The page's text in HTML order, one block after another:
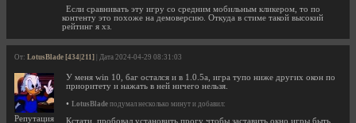
Если сравнивать эту игру со средним мобильным кликером, то по
контенту это похоже на демоверсию. Откуда в стиме такой высокий
рейтинг я хз.
От: LotusBlade [434|211] | Дата 2024-04-29 08:31:03
Репутация
У меня win 10, баг остался и в 1.0.5а, игра тупо ниже других окон по
приоритету и нажать в ней ничего нельзя.
• LotusBlade подумал несколько минут и добавил: